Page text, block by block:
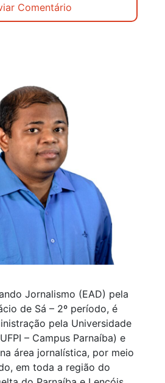
Jornalismo (EAD) pela
de Sá – 2º período, é
pela Universidade
– Campus Parnaíba) e
área jornalística, por meio
em toda a região do